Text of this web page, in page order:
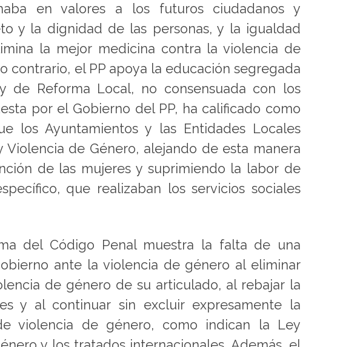
en valores a los futuros ciudadanos y
y la dignidad de las personas, y la igualdad
la mejor medicina contra la violencia de
contrario, el PP apoya la educación segregada
de Reforma Local, no consensuada con los
por el Gobierno del PP, ha calificado como
los Ayuntamientos y las Entidades Locales
de Género, alejando de esta manera
de las mujeres y suprimiendo la labor de
que realizaban los servicios sociales
del Código Penal muestra la falta de una
ante la violencia de género al eliminar
de género de su articulado, al rebajar la
y al continuar sin excluir expresamente la
violencia de género, como indican la Ley